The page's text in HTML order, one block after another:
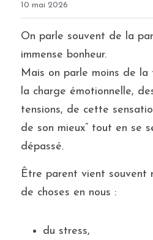
10 mai 2026
On parle souvent de la
immense bonheur.
Mais on parle moins de
la charge émotionnelle,
tensions, de cette
de son mieux” tout en se
dépassé.
Être parent vient souvent
de choses en nous :
du stress,